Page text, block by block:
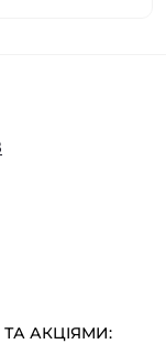
АКЦІЯМИ: